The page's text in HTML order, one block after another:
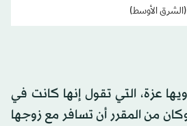
(الشرق الأوسط)
عزة، التي تقول إنها كانت في
من المقرر أن تسافر مع زوجها